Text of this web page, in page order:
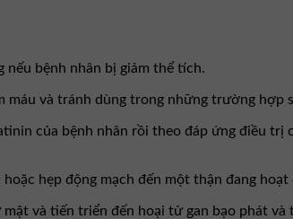
nếu bệnh nhân bị giảm thể tích.
và tránh dùng trong những trường hợp
của bệnh nhân rồi theo đáp ứng điều trị
hẹp động mạch đến một thận đang hoạt
và tiến triển đến hoại tử gan bạo phát và